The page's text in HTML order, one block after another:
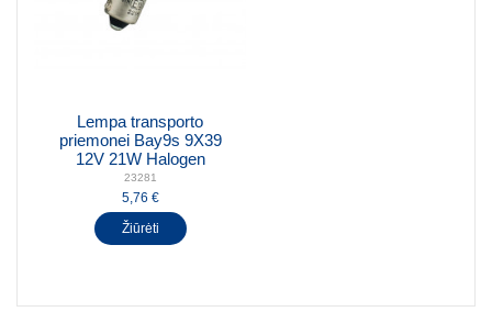
Lempa transporto
priemonei Bay9s 9X39
12V 21W Halogen
23281
5,76 €
Žiūrėti